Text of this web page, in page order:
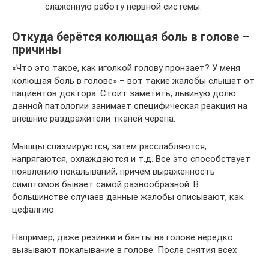
слаженную работу нервной системы.
Откуда берётся колющая боль в голове –
причины
«Что это такое, как иголкой голову пронзает? У меня
колющая боль в голове» – вот такие жалобы слышат от
пациентов доктора. Стоит заметить, львиную долю
данной патологии занимает специфическая реакция на
внешние раздражители тканей черепа.
Мышцы спазмируются, затем расслабляются,
напрягаются, охлаждаются и т.д. Все это способствует
появлению покалываний, причем выраженность
симптомов бывает самой разнообразной. В
большинстве случаев данные жалобы описывают, как
цефалгию.
Например, даже резинки и банты на голове нередко
вызывают покалывание в голове. После снятия всех